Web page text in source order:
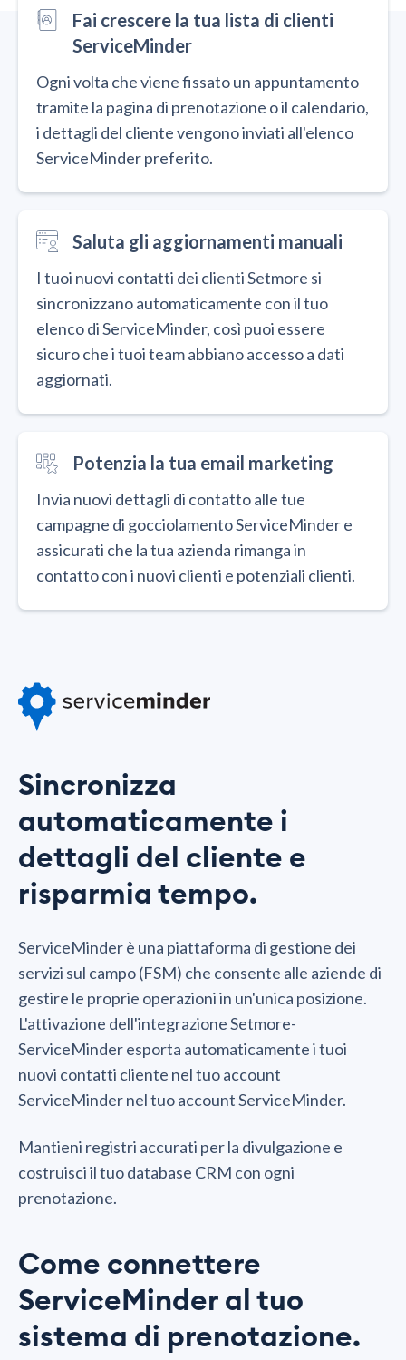
Fai crescere la tua lista di clienti
ServiceMinder
Ogni volta che viene fissato un appuntamento
tramite la pagina di prenotazione o il calendario,
i dettagli del cliente vengono inviati all'elenco
ServiceMinder preferito.
Saluta gli aggiornamenti manuali
I tuoi nuovi contatti dei clienti Setmore si
sincronizzano automaticamente con il tuo
elenco di ServiceMinder, così puoi essere
sicuro che i tuoi team abbiano accesso a dati
aggiornati.
Potenzia la tua email marketing
Invia nuovi dettagli di contatto alle tue
campagne di gocciolamento ServiceMinder e
assicurati che la tua azienda rimanga in
contatto con i nuovi clienti e potenziali clienti.
Sincronizza
automaticamente i
dettagli del cliente e
risparmia tempo.
ServiceMinder è una piattaforma di gestione dei
servizi sul campo (FSM) che consente alle aziende di
gestire le proprie operazioni in un'unica posizione.
L'attivazione dell'integrazione Setmore-
ServiceMinder esporta automaticamente i tuoi
nuovi contatti cliente nel tuo account
ServiceMinder nel tuo account ServiceMinder.
Mantieni registri accurati per la divulgazione e
costruisci il tuo database CRM con ogni
prenotazione.
Come connettere
ServiceMinder al tuo
sistema di prenotazione.